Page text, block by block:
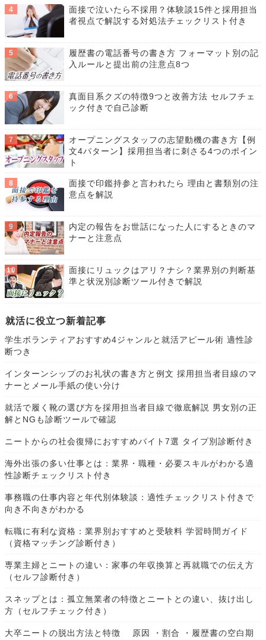
面接で泣いたら不採用？体験談15件と採用担当
者視点で解説する対処法チェックリスト付き
履歴書の電話番号の書き方 フォーマット別の記
入ルールと提出前の注意点8つ
真面目系クズの特徴9つと改善方法 セルフチェ
ック付きで自己診断
オープニングスタッフの志望動機の書き方【例
文4パターン】採用担当者に刺さる4つのポイン
ト
面接で印鑑持参と言われたら 理由と書類別の注
意点を解説
内定の報告をお世話になった人にするときのマ
ナーと注意点
面接にリュックはアリ？ナシ？業界別の判断基
準と状況別診断ツール付きで解説
就活に役立つ新着記事
学生ボランティアおすすめ4ジャンルと就活アピール術 適性診
断つき
インターンシップのお礼状の書き方と例文 採用担当者目線のマ
ナーとメール手紙の使い分け
就活で履く靴の選び方を採用担当者目線で徹底解説 男女別の正
解とNGも診断ツールで確認
ニートからの社会復帰におすすめバイト7選 タイプ別診断付き
海外出張の多い仕事とは：業界・職種・必要スキルがわかる適
性診断チェックリスト付き
事務職の仕事内容と年代別体験談：適性チェックリスト付きで
向き不向きがわかる
転職に有利な資格：業界別おすすめと受験料 学習時間ガイド
（資格マッチング診断付き）
専業主婦とニートの違い：家事の年収換算と再就職での伝え方
（セルフ診断付き）
スネップとは：孤立無業者の特徴とニートとの違い、抜け出し
方（セルフチェック付き）
大卒ニートの脱出方法と特徴 原因 ・割合 ・履歴書の空白期